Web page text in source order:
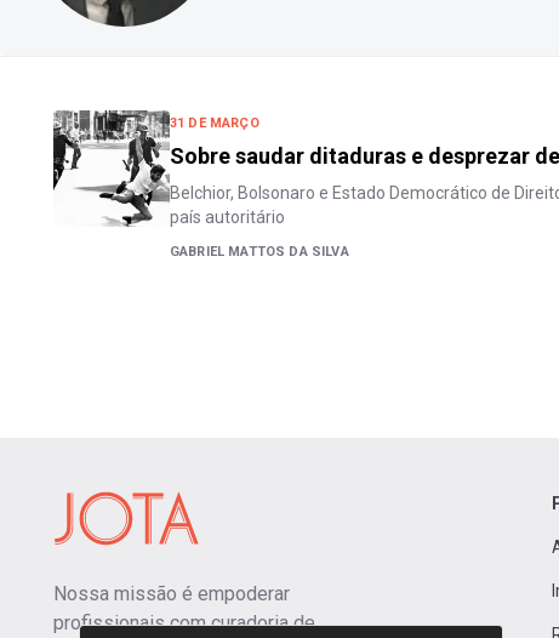
31 DE MARÇO
Sobre saudar ditaduras e desprezar
Belchior, Bolsonaro e Estado Democrático de
país autoritário
GABRIEL MATTOS DA SILVA
Nossa missão é empoderar
profissionais com curadoria de